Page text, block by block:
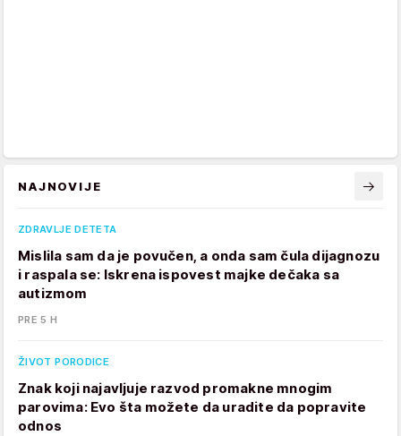
NAJNOVIJE
ZDRAVLJE DETETA
Mislila sam da je povučen, a onda sam čula dijagnozu
i raspala se: Iskrena ispovest majke dečaka sa
autizmom
PRE 5 H
ŽIVOT PORODICE
Znak koji najavljuje razvod promakne mnogim
parovima: Evo šta možete da uradite da popravite
odnos